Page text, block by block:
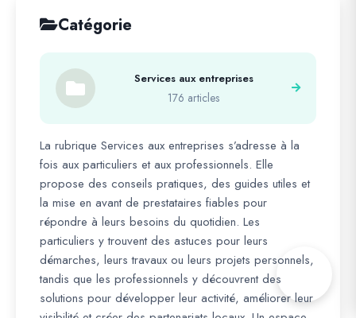
Catégorie
Services aux entreprises
176 articles
La rubrique Services aux entreprises s’adresse à la
fois aux particuliers et aux professionnels. Elle
propose des conseils pratiques, des guides utiles et
la mise en avant de prestataires fiables pour
répondre à leurs besoins du quotidien. Les
particuliers y trouvent des astuces pour leurs
démarches, leurs travaux ou leurs projets personnels,
tandis que les professionnels y découvrent des
solutions pour développer leur activité, améliorer leur